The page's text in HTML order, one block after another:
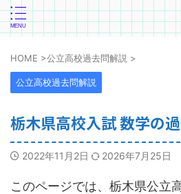
HOME >公立高校過去問解説 >
公立高校過去問解説
栃木県高校入試 数学の
2022年11月2日 2026年7月25日
このページでは、栃木県公立